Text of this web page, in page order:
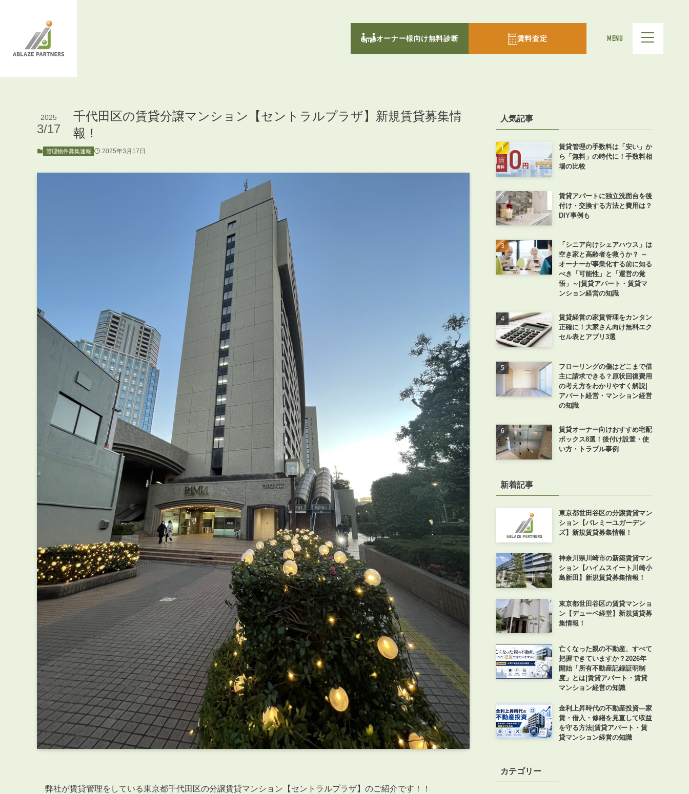
オーナー様向け無料診断 賃料査定 MENU
千代田区の賃貸分譲マンション【セントラルプラザ】新規賃貸募集情
報！
2025
3/17
管理物件募集速報 2025年3月17日
弊社が賃貸管理をしている東京都千代田区の分譲賃貸マンション【セントラルプラザ】のご紹介です！！
人気記事
賃貸管理の手数料は「安い」か
ら「無料」の時代に！手数料相
場の比較
賃貸アパートに独立洗面台を後
付け・交換する方法と費用は？
DIY事例も
「シニア向けシェアハウス」は
空き家と高齢者を救うか？ ～
オーナーが事業化する前に知る
べき「可能性」と「運営の覚
悟」～|賃貸アパート・賃貸マ
ンション経営の知識
賃貸経営の家賃管理をカンタン
正確に！大家さん向け無料エク
セル表とアプリ3選
フローリングの傷はどこまで借
主に請求できる？原状回復費用
の考え方をわかりやすく解説|
アパート経営・マンション経営
の知識
賃貸オーナー向けおすすめ宅配
ボックス8選！後付け設置・使
い方・トラブル事例
新着記事
東京都世田谷区の分譲賃貸マン
ション【パレミーユガーデン
ズ】新規賃貸募集情報！
神奈川県川崎市の新築賃貸マン
ション【ハイムスイート川崎小
島新田】新規賃貸募集情報！
東京都世田谷区の賃貸マンショ
ン【デューベ経堂】新規賃貸募
集情報！
亡くなった親の不動産、すべて
把握できていますか？2026年
開始「所有不動産記録証明制
度」とは|賃貸アパート・賃貸
マンション経営の知識
金利上昇時代の不動産投資―家
賃・借入・修繕を見直して収益
を守る方法|賃貸アパート・賃
貸マンション経営の知識
カテゴリー